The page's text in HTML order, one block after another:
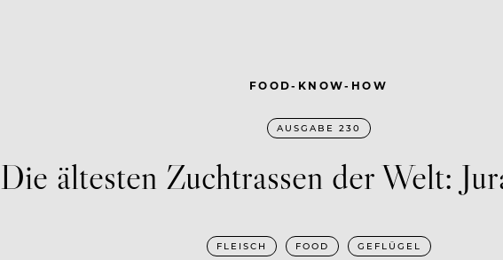
FOOD-KNOW-HOW
AUSGABE 230
Die ältesten Zuchtrassen der Welt:
FLEISCH FOOD GEFLÜGEL